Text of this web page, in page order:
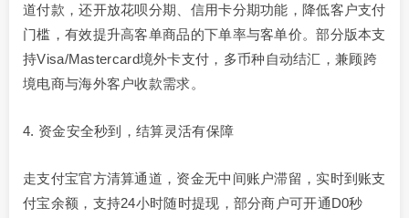
道付款，还开放花呗分期、信用卡分期功能，降低客户支付
门槛，有效提升高客单商品的下单率与客单价。部分版本支
持Visa/Mastercard境外卡支付，多币种自动结汇，兼顾跨
境电商与海外客户收款需求。
4. 资金安全秒到，结算灵活有保障
走支付宝官方清算通道，资金无中间账户滞留，实时到账支
付宝余额，支持24小时随时提现，部分商户可开通D0秒